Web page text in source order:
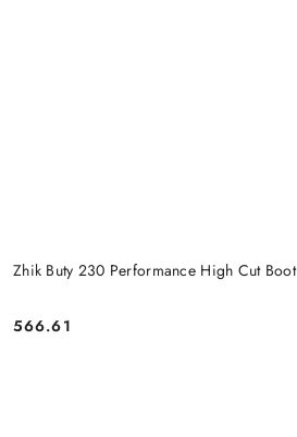
Zhik Buty 230 Performance High Cut Boot
Cena:
566.61